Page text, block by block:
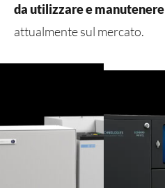
da utilizzare e manutenere
attualmente sul mercato.